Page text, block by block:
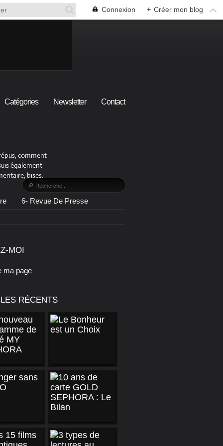
Connexion + Créer mon blog
Catégories Newsletter Contact
comment
également
bises.
6- Revue De Presse
MOI
ma page
RÉCENTS